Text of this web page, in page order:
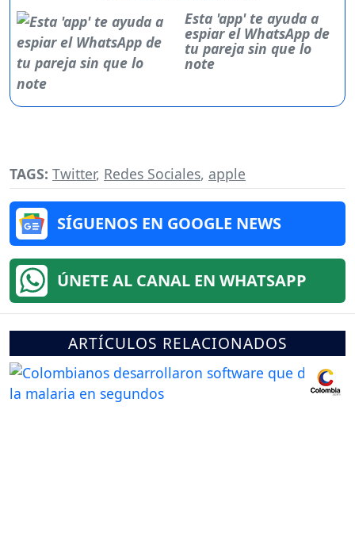
Esta 'app' te ayuda a
espiar el WhatsApp de
tu pareja sin que lo
note
TAGS: Twitter, Redes Sociales, apple
SÍGUENOS EN GOOGLE NEWS
ÚNETE AL CANAL EN WHATSAPP
ARTÍCULOS RELACIONADOS